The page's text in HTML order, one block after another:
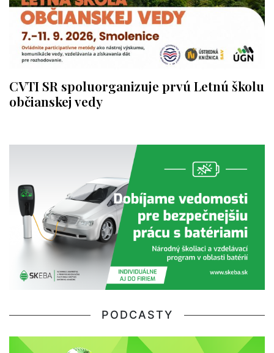
CVTI SR spoluorganizuje prvú Letnú školu
občianskej vedy
PODCASTY